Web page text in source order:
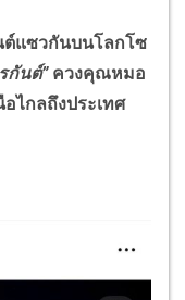
แซวกันบนโลกโซ
กันต์” ควงคุณหมอ
ไกลถึงประเทศ